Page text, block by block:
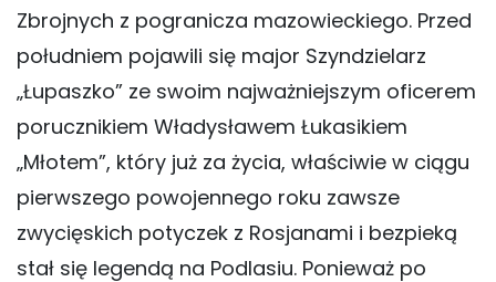
Zbrojnych z pogranicza mazowieckiego. Przed
południem pojawili się major Szyndzielarz
„Łupaszko” ze swoim najważniejszym oficerem
porucznikiem Władysławem Łukasikiem
„Młotem”, który już za życia, właściwie w ciągu
pierwszego powojennego roku zawsze
zwycięskich potyczek z Rosjanami i bezpieką
stał się legendą na Podlasiu. Ponieważ po